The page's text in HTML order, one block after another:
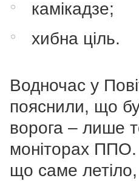
камікадзе;
хибна ціль.
Водночас у
пояснили, що
ворога – лише
моніторах ППО.
що саме